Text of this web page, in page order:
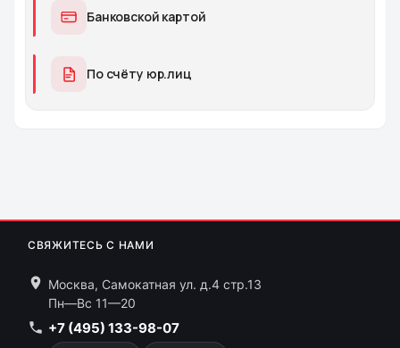
Банковской картой
По счёту юр.лиц
СВЯЖИТЕСЬ С НАМИ
Москва, Самокатная ул. д.4 стр.13
Пн—Вс 11—20
+7 (495) 133-98-07